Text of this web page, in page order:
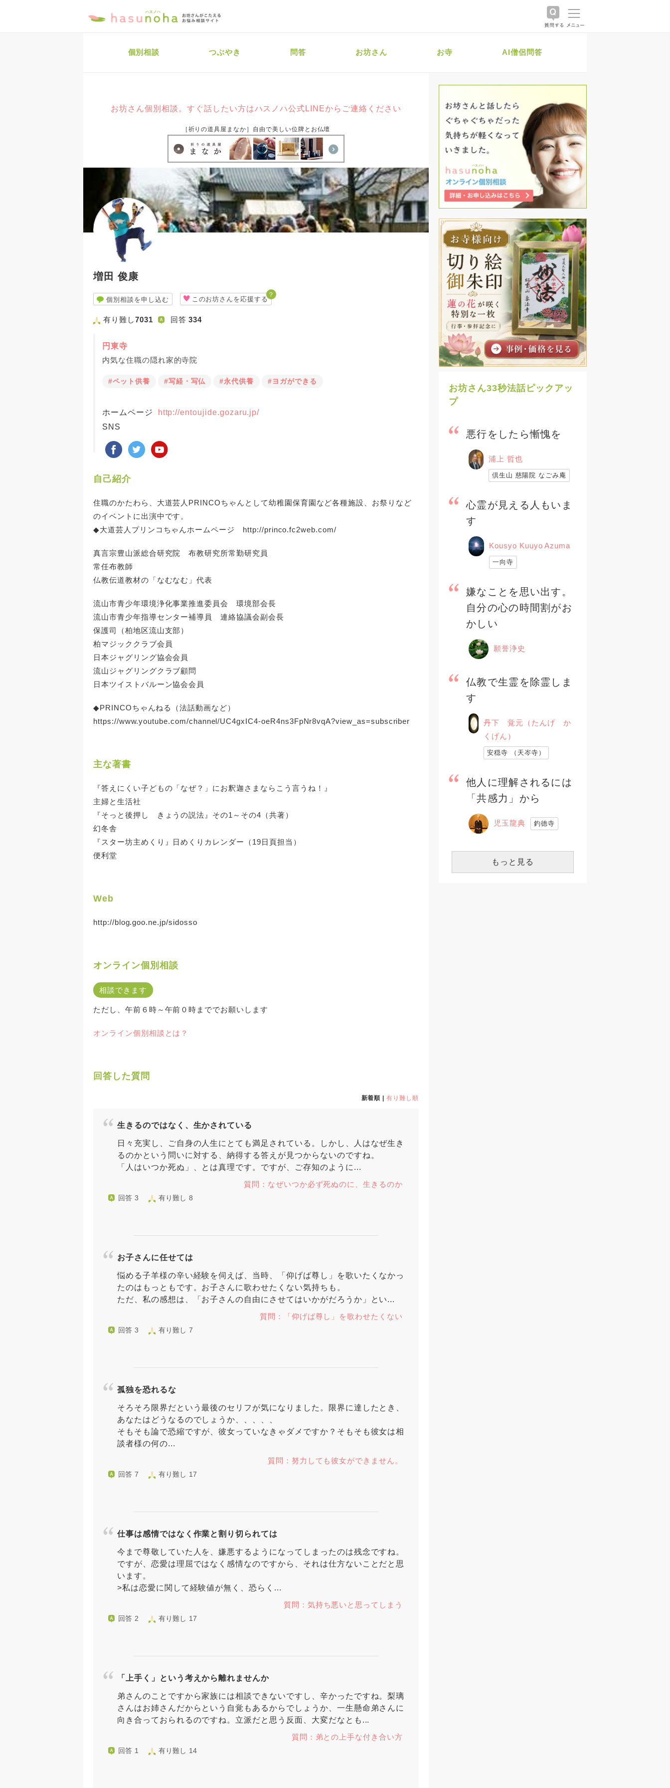
個別相談 つぶやき 問答 お坊さん お寺 AI僧侶問答
お坊さん個別相談。すぐ話したい方はハスノハ公式LINEからご連絡ください
［祈りの道具屋まなか］自由で美しい位牌とお仏壇
増田 俊康
個別相談を申し込む このお坊さんを応援する
？
有り難し7031 回答 334
円東寺
内気な住職の隠れ家的寺院
#ペット供養 #写経・写仏 #永代供養 #ヨガができる
ホームページ
http://entoujide.gozaru.jp/
SNS
自己紹介
住職のかたわら、大道芸人PRINCOちゃんとして幼稚園保育園など各種施設、お祭りなど
のイベントに出演中です。
◆大道芸人プリンコちゃんホームページ http://princo.fc2web.com/
真言宗豊山派総合研究院 布教研究所常勤研究員
常任布教師
仏教伝道教材の「なむなむ」代表
流山市青少年環境浄化事業推進委員会 環境部会長
流山市青少年指導センター補導員 連絡協議会副会長
保護司（柏地区流山支部）
柏マジッククラブ会員
日本ジャグリング協会会員
流山ジャグリングクラブ顧問
日本ツイストバルーン協会会員
◆PRINCOちゃんねる（法話動画など）
https://www.youtube.com/channel/UC4gxIC4-oeR4ns3FpNr8vqA?view_as=subscriber
主な著書
『答えにくい子どもの「なぜ？」にお釈迦さまならこう言うね！』
主婦と生活社
『そっと後押し きょうの説法』その1～その4（共著）
幻冬舎
『スター坊主めくり』日めくりカレンダー（19日頁担当）
便利堂
Web
http://blog.goo.ne.jp/sidosso
オンライン個別相談
相談できます
ただし、午前６時～午前０時まででお願いします
オンライン個別相談とは？
回答した質問
新着順 |有り難し順
生きるのではなく、生かされている
日々充実し、ご自身の人生にとても満足されている。しかし、人はなぜ生き
るのかという問いに対する、納得する答えが見つからないのですね。
「人はいつか死ぬ」、とは真理です。ですが、ご存知のように...
質問：なぜいつか必ず死ぬのに、生きるのか
回答 3 有り難し 8
お子さんに任せては
悩める子羊様の辛い経験を伺えば、当時、「仰げば尊し」を歌いたくなかっ
たのはもっともです。お子さんに歌わせたくない気持ちも。
ただ、私の感想は、「お子さんの自由にさせてはいかがだろうか」とい...
質問：「仰げば尊し」を歌わせたくない
回答 3 有り難し 7
孤独を恐れるな
そろそろ限界だという最後のセリフが気になりました。限界に達したとき、
あなたはどうなるのでしょうか、、、、、
そもそも論で恐縮ですが、彼女っていなきゃダメですか？そもそも彼女は相
談者様の何の...
質問：努力しても彼女ができません。
回答 7 有り難し 17
仕事は感情ではなく作業と割り切られては
今まで尊敬していた人を、嫌悪するようになってしまったのは残念ですね。
ですが、恋愛は理屈ではなく感情なのですから、それは仕方ないことだと思
います。
>私は恋愛に関して経験値が無く、恐らく...
質問：気持ち悪いと思ってしまう
回答 2 有り難し 17
「上手く」という考えから離れませんか
弟さんのことですから家族には相談できないですし、辛かったですね。梨璃
さんはお姉さんだからという自覚もあるからでしょうか、一生懸命弟さんに
向き合っておられるのですね。立派だと思う反面、大変だなとも...
質問：弟との上手な付き合い方
回答 1 有り難し 14
お坊さん33秒法話ピックアッ
プ
悪行をしたら慚愧を
浦上 哲也
倶生山 慈陽院 なごみ庵
心霊が見える人もいま
す
Kousyo Kuuyo Azuma
一向寺
嫌なことを思い出す。
自分の心の時間割がお
かしい
願誉浄史
仏教で生霊を除霊しま
す
丹下 覚元（たんげ か
くげん）
安穏寺 （天岑寺）
他人に理解されるには
「共感力」から
児玉龍典 釣徳寺
もっと見る